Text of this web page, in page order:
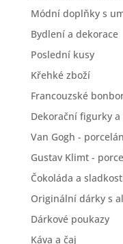
Módní doplňky s
Bydlení a dekorace
Poslední kusy
Křehké zboží
Francouzské
Dekorační figurky a
Van Gogh -
Gustav Klimt -
Čokoláda a
Originální dárky s
Dárkové poukazy
Káva a čaj